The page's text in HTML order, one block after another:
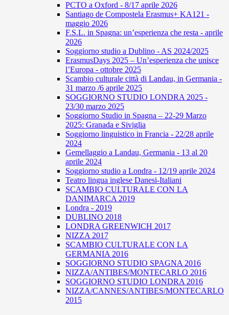
PCTO a Oxford - 8/17 aprile 2026
Santiago de Compostela Erasmus+ KA121 -
maggio 2026
F.S.L. in Spagna: un’esperienza che resta - aprile
2026
Soggiorno studio a Dublino - AS 2024/2025
ErasmusDays 2025 – Un’esperienza che unisce
l’Europa - ottobre 2025
Scambio culturale città di Landau, in Germania -
31 marzo /6 aprile 2025
SOGGIORNO STUDIO LONDRA 2025 -
23/30 marzo 2025
Soggiorno Studio in Spagna – 22-29 Marzo
2025: Granada e Siviglia
Soggiorno linguistico in Francia - 22/28 aprile
2024
Gemellaggio a Landau, Germania - 13 al 20
aprile 2024
Soggiorno studio a Londra - 12/19 aprile 2024
Teatro lingua inglese Danesi-Italiani
SCAMBIO CULTURALE CON LA
DANIMARCA 2019
Londra - 2019
DUBLINO 2018
LONDRA GREENWICH 2017
NIZZA 2017
SCAMBIO CULTURALE CON LA
GERMANIA 2016
SOGGIORNO STUDIO SPAGNA 2016
NIZZA/ANTIBES/MONTECARLO 2016
SOGGIORNO STUDIO LONDRA 2016
NIZZA/CANNES/ANTIBES/MONTECARLO
2015